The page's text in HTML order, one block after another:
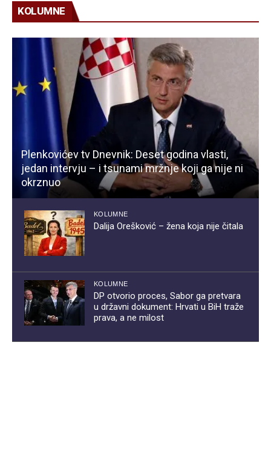
KOLUMNE
Plenkovićev tv Dnevnik: Deset godina vlasti,
jedan intervju – i tsunami mržnje koji ga nije ni
okrznuo
KOLUMNE
Dalija Orešković – žena koja nije čitala
KOLUMNE
DP otvorio proces, Sabor ga pretvara
u državni dokument: Hrvati u BiH traže
prava, a ne milost